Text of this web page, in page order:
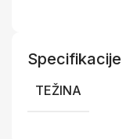
Specifikacije
TEŽINA